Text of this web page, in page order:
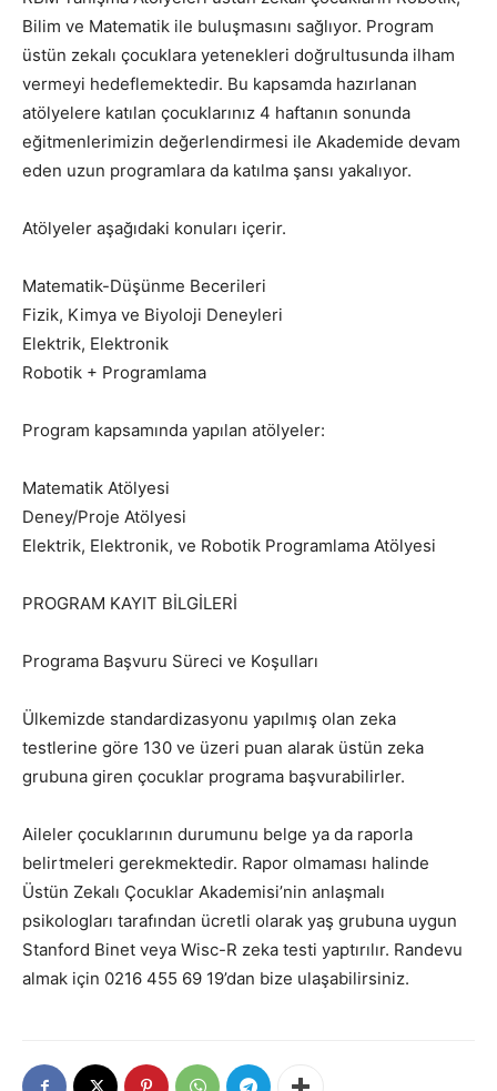
Bilim ve Matematik ile buluşmasını sağlıyor. Program
üstün zekalı çocuklara yetenekleri doğrultusunda ilham
vermeyi hedeflemektedir. Bu kapsamda hazırlanan
atölyelere katılan çocuklarınız 4 haftanın sonunda
eğitmenlerimizin değerlendirmesi ile Akademide devam
eden uzun programlara da katılma şansı yakalıyor.
Atölyeler aşağıdaki konuları içerir.
Matematik-Düşünme Becerileri
Fizik, Kimya ve Biyoloji Deneyleri
Elektrik, Elektronik
Robotik + Programlama
Program kapsamında yapılan atölyeler:
Matematik Atölyesi
Deney/Proje Atölyesi
Elektrik, Elektronik, ve Robotik Programlama Atölyesi
PROGRAM KAYIT BİLGİLERİ
Programa Başvuru Süreci ve Koşulları
Ülkemizde standardizasyonu yapılmış olan zeka
testlerine göre 130 ve üzeri puan alarak üstün zeka
grubuna giren çocuklar programa başvurabilirler.
Aileler çocuklarının durumunu belge ya da raporla
belirtmeleri gerekmektedir. Rapor olmaması halinde
Üstün Zekalı Çocuklar Akademisi’nin anlaşmalı
psikologları tarafından ücretli olarak yaş grubuna uygun
Stanford Binet veya Wisc-R zeka testi yaptırılır. Randevu
almak için 0216 455 69 19’dan bize ulaşabilirsiniz.